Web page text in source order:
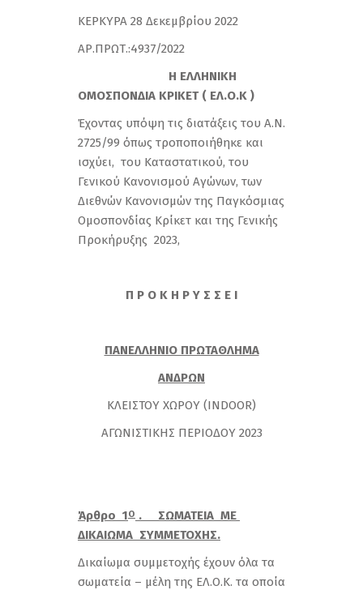
ΚΕΡΚΥΡΑ 28 Δεκεμβρίου 2022
ΑΡ.ΠΡΩΤ.:4937/2022
Η ΕΛΛΗΝΙΚΗ
ΟΜΟΣΠΟΝΔΙΑ ΚΡΙΚΕΤ ( ΕΛ.Ο.Κ )
Έχοντας υπόψη τις διατάξεις του Α.Ν.
2725/99 όπως τροποποιήθηκε και
ισχύει, του Καταστατικού, του
Γενικού Κανονισμού Αγώνων, των
Διεθνών Κανονισμών της Παγκόσμιας
Ομοσπονδίας Κρίκετ και της Γενικής
Προκήρυξης 2023,
Π Ρ Ο Κ Η Ρ Υ Σ Σ Ε Ι
ΠΑΝΕΛΛΗΝΙΟ ΠΡΩΤΑΘΛΗΜΑ
ΑΝΔΡΩΝ
ΚΛΕΙΣΤΟΥ ΧΩΡΟΥ (INDOOR)
ΑΓΩΝΙΣΤΙΚΗΣ ΠΕΡΙΟΔΟΥ 2023
Άρθρο 1Ο . ΣΩΜΑΤΕΙΑ ΜΕ
ΔΙΚΑΙΩΜΑ ΣΥΜΜΕΤΟΧΗΣ.
Δικαίωμα συμμετοχής έχουν όλα τα
σωματεία – μέλη της ΕΛ.Ο.Κ. τα οποία